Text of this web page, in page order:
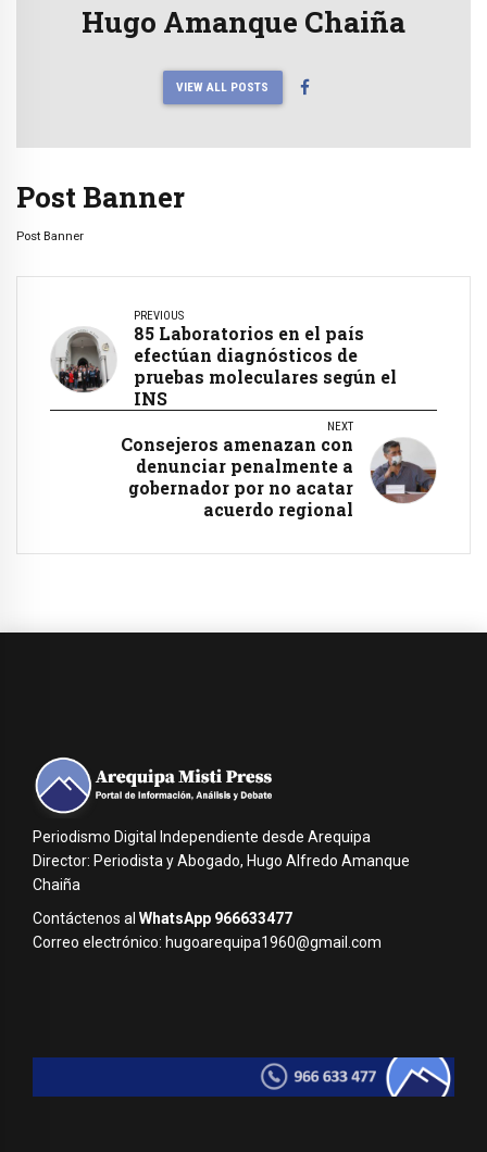
Hugo Amanque Chaiña
VIEW ALL POSTS
Post Banner
Post Banner
PREVIOUS
85 Laboratorios en el país
efectúan diagnósticos de
pruebas moleculares según el
INS
NEXT
Consejeros amenazan con
denunciar penalmente a
gobernador por no acatar
acuerdo regional
Periodismo Digital Independiente desde Arequipa
Director: Periodista y Abogado, Hugo Alfredo Amanque
Chaiña
Contáctenos al WhatsApp 966633477
Correo electrónico: hugoarequipa1960@gmail.com